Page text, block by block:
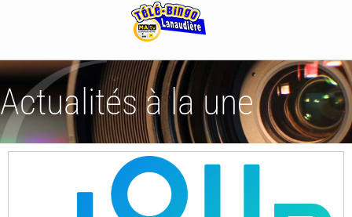
Actualités à la une